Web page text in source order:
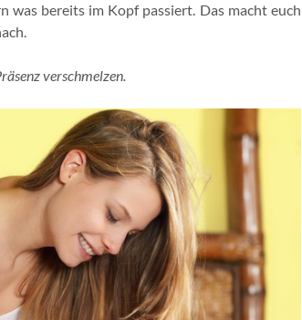
was bereits im Kopf passiert. Das macht euch
verschmelzen.